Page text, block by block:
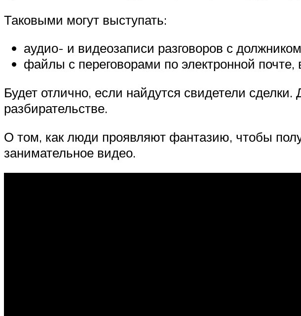
Таковыми могут выступать:
аудио- и видеозаписи разговоров с
файлы с переговорами по электронной
Будет отлично, если найдутся свидетели
разбирательстве.
О том, как люди проявляют фантазию, чтобы
занимательное видео.